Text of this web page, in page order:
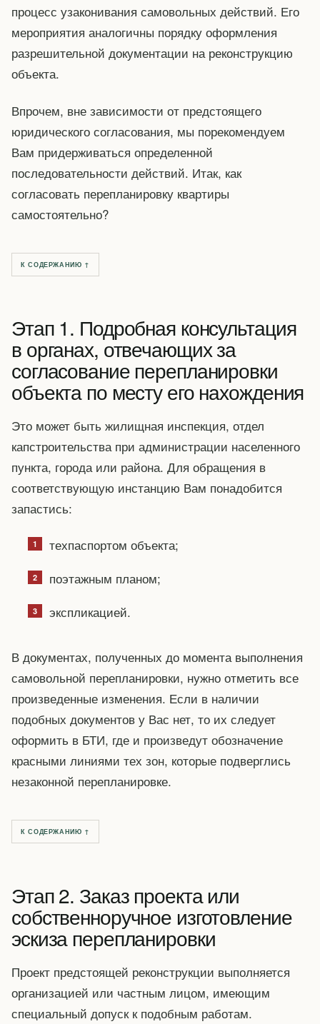
процесс узаконивания самовольных действий. Его
мероприятия аналогичны порядку оформления
разрешительной документации на реконструкцию
объекта.
Впрочем, вне зависимости от предстоящего
юридического согласования, мы порекомендуем
Вам придерживаться определенной
последовательности действий. Итак, как
согласовать перепланировку квартиры
самостоятельно?
К СОДЕРЖАНИЮ ↑
Этап 1. Подробная консультация
в органах, отвечающих за
согласование перепланировки
объекта по месту его нахождения
Это может быть жилищная инспекция, отдел
капстроительства при администрации населенного
пункта, города или района. Для обращения в
соответствующую инстанцию Вам понадобится
запастись:
техпаспортом объекта;
поэтажным планом;
экспликацией.
В документах, полученных до момента выполнения
самовольной перепланировки, нужно отметить все
произведенные изменения. Если в наличии
подобных документов у Вас нет, то их следует
оформить в БТИ, где и произведут обозначение
красными линиями тех зон, которые подверглись
незаконной перепланировке.
К СОДЕРЖАНИЮ ↑
Этап 2. Заказ проекта или
собственноручное изготовление
эскиза перепланировки
Проект предстоящей реконструкции выполняется
организацией или частным лицом, имеющим
специальный допуск к подобным работам.